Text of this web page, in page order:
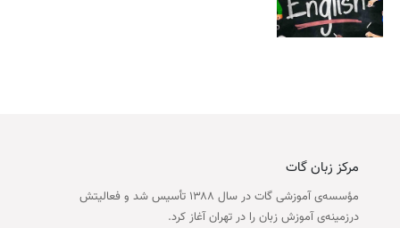
مرکز زبان گات
مؤسسه‌ی آموزشی گات در سال ۱۳۸۸ تأسیس شد و فعالیتش
درزمینه‌ی آموزش زبان را در تهران آغاز کرد.